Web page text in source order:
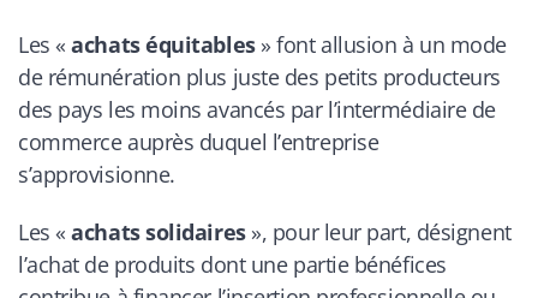
Les «achats équitables» font allusion à un mode
de rémunération plus juste des petits producteurs
des pays les moins avancés par l’intermédiaire de
commerce auprès duquel l’entreprise
s’approvisionne.
Les «achats solidaires», pour leur part, désignent
l’achat de produits dont une partie bénéfices